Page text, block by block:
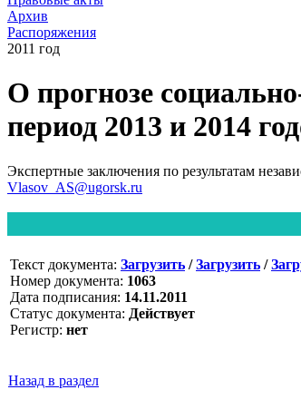
Архив
Распоряжения
2011 год
О прогнозе
период 2013 и 2014
Экспертные заключения по результатам
Vlasov_AS@ugorsk.ru
Текст документа: Загрузить /Загрузить /
Номер документа: 1063
Дата подписания: 14.11.2011
Статус документа: Действует
Регистр: нет
Назад в раздел